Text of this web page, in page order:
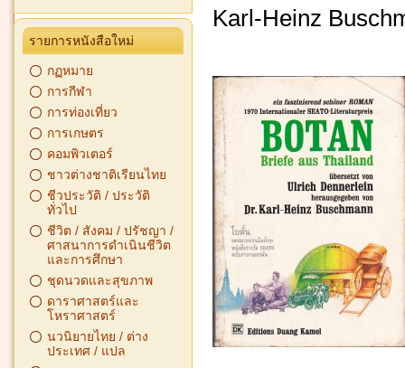
รายการหนังสือใหม่
กฏหมาย
การกีฬา
การท่องเที่ยว
การเกษตร
คอมพิวเตอร์
ชาวต่างชาติเรียนไทย
ชีวประวัติ / ประวัติ
ทั่วไป
ชีวิต / สังคม / ปรัชญา /
ศาสนาการดำเนินชีวิต
และการศึกษา
ชุดนวดและสุขภาพ
ดาราศาสตร์และ
โหราศาสตร์
นวนิยายไทย / ต่าง
ประเทศ / แปล
Karl-Heinz